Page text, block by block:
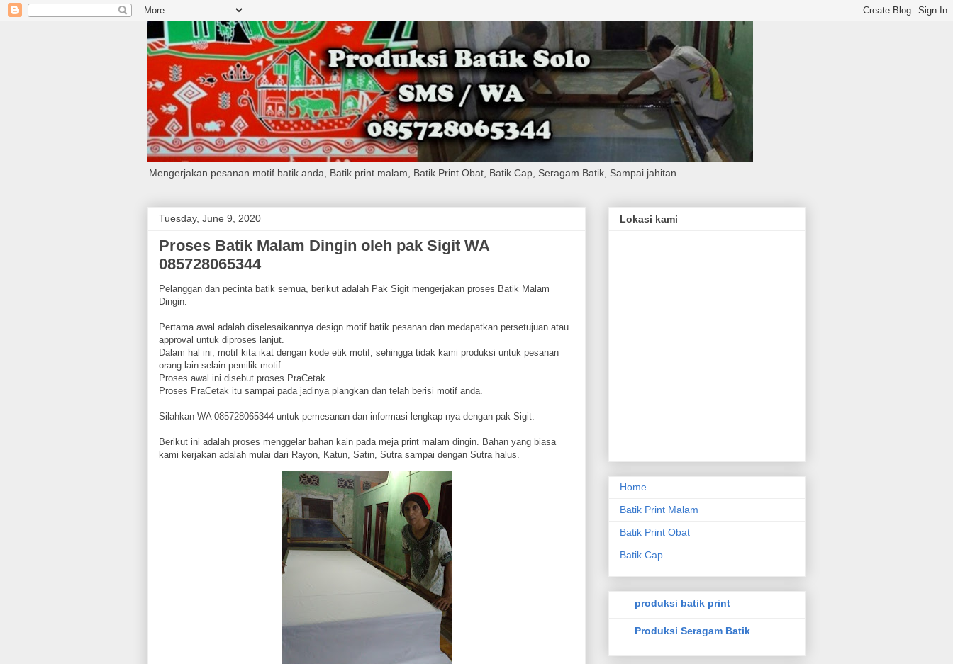
Mengerjakan pesanan motif batik anda, Batik print malam, Batik Print Obat, Batik Cap, Seragam Batik, Sampai jahitan.
Tuesday, June 9, 2020
Proses Batik Malam Dingin oleh pak Sigit WA
085728065344
Pelanggan dan pecinta batik semua, berikut adalah Pak Sigit mengerjakan proses Batik Malam
Dingin.
Pertama awal adalah diselesaikannya design motif batik pesanan dan medapatkan persetujuan atau
approval untuk diproses lanjut.
Dalam hal ini, motif kita ikat dengan kode etik motif, sehingga tidak kami produksi untuk pesanan
orang lain selain pemilik motif.
Proses awal ini disebut proses PraCetak.
Proses PraCetak itu sampai pada jadinya plangkan dan telah berisi motif anda.
Silahkan WA 085728065344 untuk pemesanan dan informasi lengkap nya dengan pak Sigit.
Berikut ini adalah proses menggelar bahan kain pada meja print malam dingin. Bahan yang biasa
kami kerjakan adalah mulai dari Rayon, Katun, Satin, Sutra sampai dengan Sutra halus.
Lokasi kami
Home
Batik Print Malam
Batik Print Obat
Batik Cap
produksi batik print
Produksi Seragam Batik